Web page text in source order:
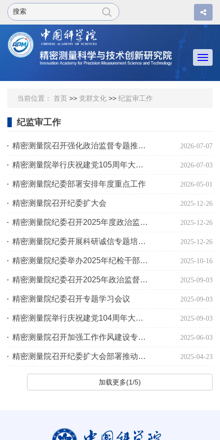
当前位置： 首页 >> 党群文化 >> 纪监审工作
纪监审工作
精密测量院召开强化政治监督专题推进会 2026-07-07
精密测量院举行庆祝建党105周年大会暨学习教育专题报告会 2026-07-03
精密测量院纪委部署安排年度重点工作 2026-05-01
精密测量院召开纪委扩大会 2025-12-26
精密测量院纪委召开2025年度政治监督清单落实情况综合研判会 2025-12-26
精密测量院纪委开展科研诚信专题培训活动 2025-12-26
精密测量院纪委举办2025年纪检干部培训班 2025-10-16
精密测量院纪委召开2025年政治监督工作落实情况专题推动会 2025-09-03
精密测量院纪委召开专题学习会议 2025-09-03
精密测量院举行庆祝建党104周年大会暨学习教育专题党课和警示教育报告会 2025-09-03
精密测量院召开加强工作作风建设专题机关办公会 2025-06-03
精密测量院召开纪委扩大会部署推动年度重点工作 2025-04-23
加载更多(1/5)